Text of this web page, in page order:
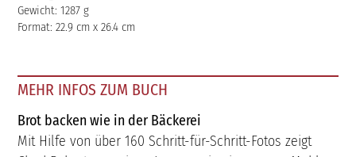
Gewicht: 1287 g
Format: 22.9 cm x 26.4 cm
MEHR INFOS ZUM BUCH
Brot backen wie in der Bäckerei
Mit Hilfe von über 160 Schritt-für-Schritt-Fotos zeigt